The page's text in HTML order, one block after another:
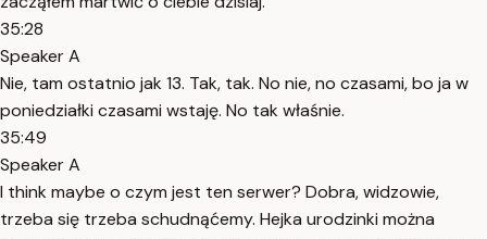
35:28
Speaker A
Nie, tam ostatnio jak 13. Tak, tak. No nie, no czasami, bo ja w
poniedziałki czasami wstaję. No tak właśnie.
35:49
Speaker A
I think maybe o czym jest ten serwer? Dobra, widzowie,
trzeba się trzeba schudnąćemy. Hejka urodzinki można